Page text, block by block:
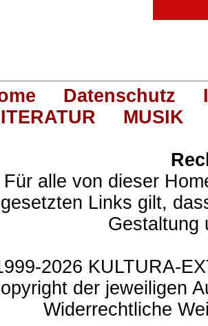
Datenschutz
MUSIK
Für alle von dieser
gesetzten Links gilt,
Gestaltung
2026 KULTURA-
der jeweiligen
Widerrechtliche